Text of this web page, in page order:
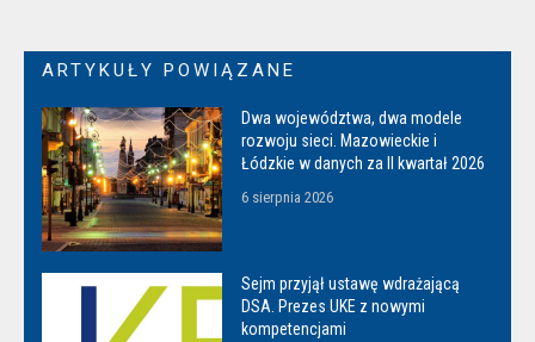
ARTYKUŁY POWIĄZANE
Dwa województwa, dwa modele
rozwoju sieci. Mazowieckie i
Łódzkie w danych za II kwartał 2026
6 sierpnia 2026
Sejm przyjął ustawę wdrażającą
DSA. Prezes UKE z nowymi
kompetencjami